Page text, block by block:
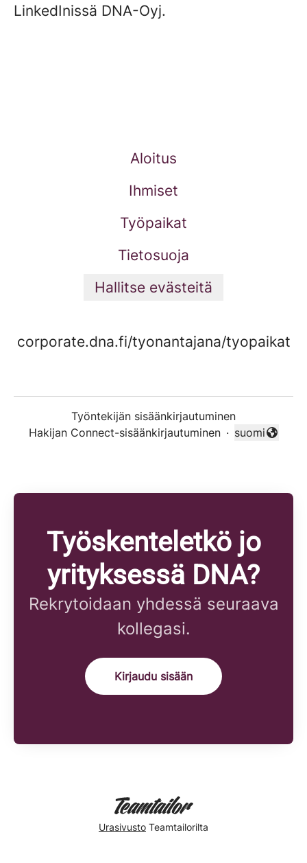
LinkedInissä DNA-Oyj.
Aloitus
Ihmiset
Työpaikat
Tietosuoja
Hallitse evästeitä
corporate.dna.fi/tyonantajana/tyopaikat
Työntekijän sisäänkirjautuminen
Hakijan Connect-sisäänkirjautuminen ·
Vaihda kieli
suomi
Työskenteletkö jo
yrityksessä DNA?
Rekrytoidaan yhdessä seuraava
kollegasi.
Kirjaudu sisään
Urasivusto Teamtailorilta